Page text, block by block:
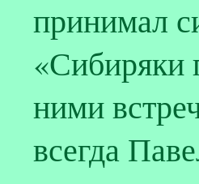
принимал
«Сибиряки
ними
всегда